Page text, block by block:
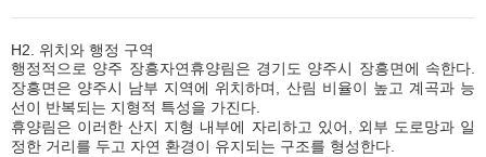
H2. 위치와 행정 구역
행정적으로 양주 장흥자연휴양림은 경기도 양주시 장흥면에 속한다.
장흥면은 양주시 남부 지역에 위치하며, 산림 비율이 높고 계곡과 능
선이 반복되는 지형적 특성을 가진다.
휴양림은 이러한 산지 지형 내부에 자리하고 있어, 외부 도로망과 일
정한 거리를 두고 자연 환경이 유지되는 구조를 형성한다.